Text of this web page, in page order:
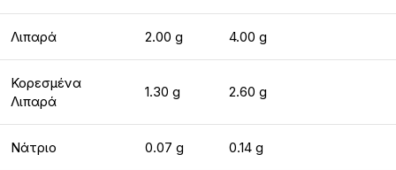
Λιπαρά 2.00 g 4.00 g
Κορεσμένα
Λιπαρά
1.30 g 2.60 g
Νάτριο 0.07 g 0.14 g